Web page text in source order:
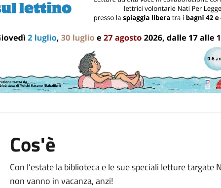
Cos'è
Con l’estate la biblioteca e le sue speciali letture
non vanno in vacanza, anzi!